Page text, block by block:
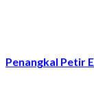
Penangkal Petir